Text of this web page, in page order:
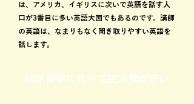
は、アメリカ、イギリスに次いで英語を話す人
口が3番目に多い英語大国でもあるのです。講師
の英語は、なまりもなく聞き取りやすい英語を
話します。
​欧米留学に比べて生活費が安い